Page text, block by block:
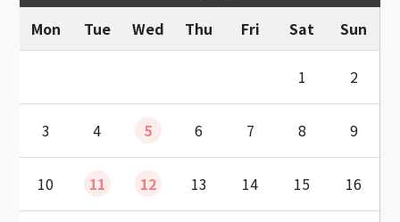
Mon
Tue Wed Thu Fri Sat Sun
1 2
3 4 5 6 7 8 9
10 11 12 13 14 15 16